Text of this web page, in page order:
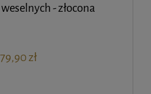
- złocona
79,90 zł